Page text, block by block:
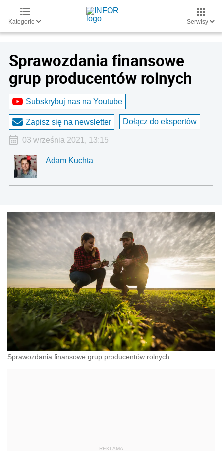
Kategorie Serwisy
Sprawozdania finansowe
grup producentów rolnych
Subskrybuj nas na Youtube
Zapisz się na newsletter Dołącz do ekspertów
03 września 2021, 13:15
Adam Kuchta
Sprawozdania finansowe grup producentów rolnych